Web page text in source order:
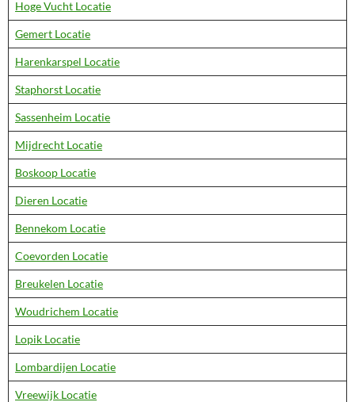
Hoge Vucht Locatie
Gemert Locatie
Harenkarspel Locatie
Staphorst Locatie
Sassenheim Locatie
Mijdrecht Locatie
Boskoop Locatie
Dieren Locatie
Bennekom Locatie
Coevorden Locatie
Breukelen Locatie
Woudrichem Locatie
Lopik Locatie
Lombardijen Locatie
Vreewijk Locatie